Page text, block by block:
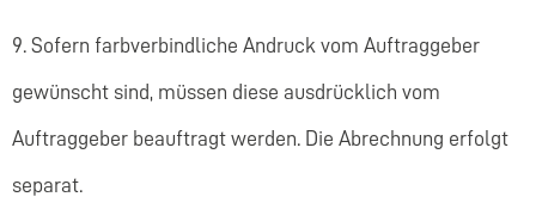
9. Sofern farbverbindliche Andruck vom Auftraggeber
gewünscht sind, müssen diese ausdrücklich vom
Auftraggeber beauftragt werden. Die Abrechnung erfolgt
separat.